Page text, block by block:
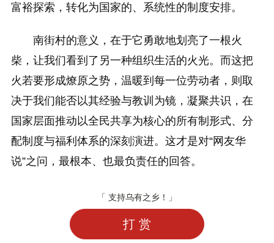
富裕探索，转化为国家的、系统性的制度安排。
南街村的意义，在于它勇敢地划亮了一根火
柴，让我们看到了另一种组织生活的火光。而这把
火若要形成燎原之势，温暖到每一位劳动者，则取
决于我们能否以其经验与教训为镜，凝聚共识，在
国家层面推动以全民共享为核心的所有制形式、分
配制度与福利体系的深刻演进。这才是对“网友华
说”之问，最根本、也最负责任的回答。
「 支持乌有之乡！」
打 赏